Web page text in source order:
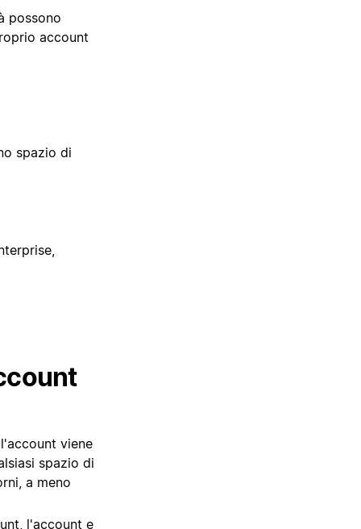
possono
account
spazio di
viene
spazio di
a meno
l'account e